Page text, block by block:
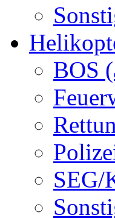
BOS
SEG/